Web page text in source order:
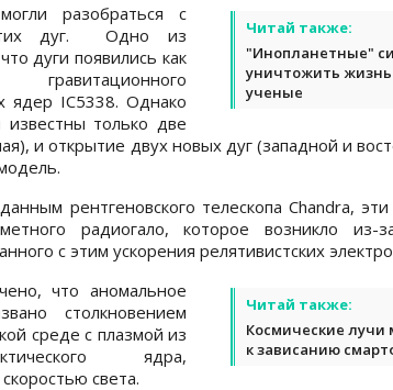
Читай также:
"Инопланетные"
уничтожить
ученые
разобраться с
дуг. Одно из
дуги появились как
ядер IC5338. Однако
только две
и открытие двух новых дуг (западной и
рентгеновского телескопа Chandra,
радиогало, которое возникло из-
с этим ускорения релятивистских
Читай также:
Космические лучи
к зависанию
что аномальное
столкновением
среде с плазмой из
ядра,
света.